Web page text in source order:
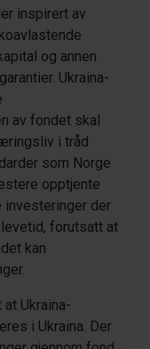
inspirert av
og annen
Ukraina-
av fondet skal
i tråd
som Norge
opptjente
investeringer der
forutsatt at
kan
Ukraina-
i Ukraina. Der